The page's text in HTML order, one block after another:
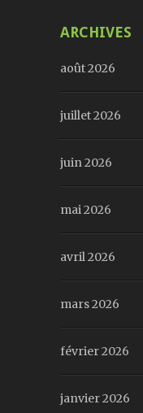
ARCHIVES
août 2026
juillet 2026
juin 2026
mai 2026
avril 2026
mars 2026
février 2026
janvier 2026